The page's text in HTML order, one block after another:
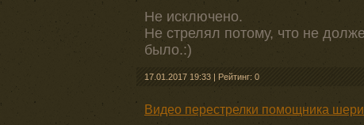
Не исключено.
Не стрелял потому, что не
было.:)
17.01.2017 19:33 | Рейтинг: 0
Видео перестрелки помощника